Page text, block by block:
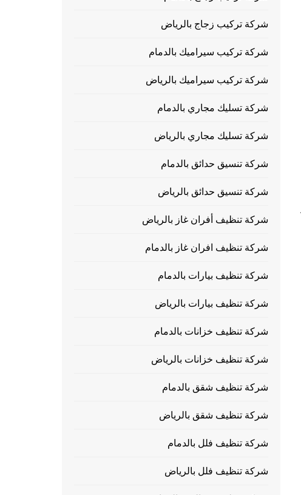
شركة تركيب زجاج بالرياض
شركة تركيب سيراميك بالدمام
شركة تركيب سيراميك بالرياض
شركة تسليك مجاري بالدمام
شركة تسليك مجاري بالرياض
شركة تنسيق حدائق بالدمام
شركة تنسيق حدائق بالرياض
شركة تنظيف أفران غاز بالرياض
شركة تنظيف افران غاز بالدمام
شركة تنظيف بيارات بالدمام
شركة تنظيف بيارات بالرياض
شركة تنظيف خزانات بالدمام
شركة تنظيف خزانات بالرياض
شركة تنظيف شقق بالدمام
شركة تنظيف شقق بالرياض
شركة تنظيف فلل بالدمام
شركة تنظيف فلل بالرياض